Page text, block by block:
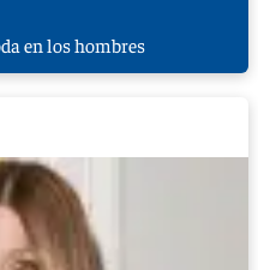
en los hombres